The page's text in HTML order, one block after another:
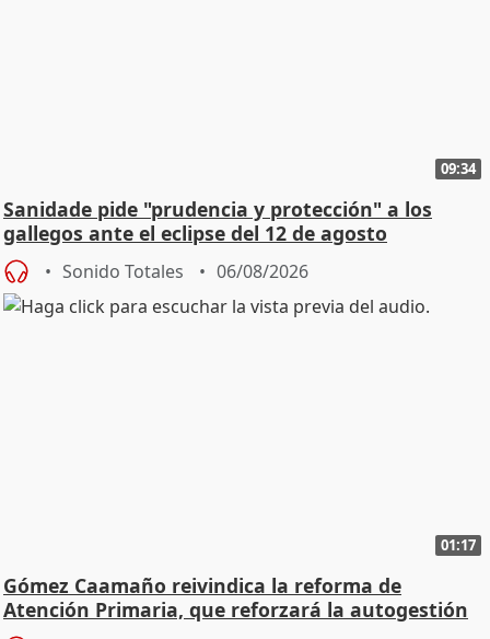
09:34
Sanidade pide "prudencia y protección" a los
gallegos ante el eclipse del 12 de agosto
Sonido Totales 06/08/2026
01:17
Gómez Caamaño reivindica la reforma de
Atención Primaria, que reforzará la autogestión